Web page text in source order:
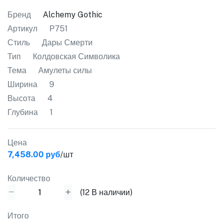
Бренд
Alchemy Gothic
Артикул
P751
Стиль
Дары Смерти
Тип
Колдовская Символика
Тема
Амулеты силы
Ширина
9
Высота
4
Глубина
1
Цена
7,458.00 руб/шт
Количество
(12 В наличии)
Итого